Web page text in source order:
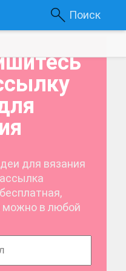
Поиск
для вязания
можно в любой